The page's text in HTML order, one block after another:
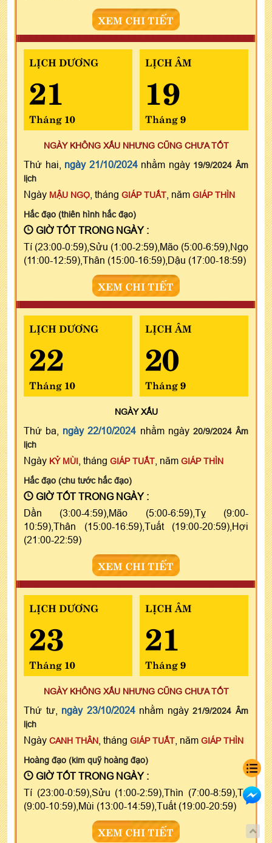
XEM CHI TIẾT
LỊCH DƯƠNG
21
Tháng 10
LỊCH ÂM
19
Tháng 9
NGÀY KHÔNG XẤU NHƯNG CŨNG CHƯA TỐT
Thứ hai, ngày 21/10/2024nhằm ngày 19/9/2024 Âm
lịch
Ngày MẬU NGỌ , tháng GIÁP TUẤT , năm GIÁP THÌN
Hắc đạo (thiên hình hắc đạo)
GIỜ TỐT TRONG NGÀY :
Tí (23:00-0:59),Sửu (1:00-2:59),Mão (5:00-6:59),Ngọ
(11:00-12:59),Thân (15:00-16:59),Dậu (17:00-18:59)
XEM CHI TIẾT
LỊCH DƯƠNG
22
Tháng 10
LỊCH ÂM
20
Tháng 9
NGÀYXẤU
Thứ ba, ngày 22/10/2024 nhằm ngày 20/9/2024 Âm
lịch
Ngày KỶ MÙI , tháng GIÁP TUẤT , năm GIÁP THÌN
Hắc đạo (chu tước hắc đạo)
GIỜ TỐT TRONG NGÀY :
Dần (3:00-4:59),Mão (5:00-6:59),Tỵ (9:00-
10:59),Thân (15:00-16:59),Tuất (19:00-20:59),Hợi
(21:00-22:59)
XEM CHI TIẾT
LỊCH DƯƠNG
23
Tháng 10
LỊCH ÂM
21
Tháng 9
NGÀY KHÔNG XẤU NHƯNG CŨNG CHƯA TỐT
Thứ tư, ngày 23/10/2024nhằm ngày21/9/2024 Âm
lịch
Ngày CANH THÂN , tháng GIÁP TUẤT , năm GIÁP THÌN
Hoàng đạo (kim quỹ hoàng đạo)
GIỜ TỐT TRONG NGÀY :
Tí (23:00-0:59),Sửu (1:00-2:59),Thìn (7:00-8:59),Tỵ
(9:00-10:59),Mùi (13:00-14:59),Tuất (19:00-20:59)
XEM CHI TIẾT